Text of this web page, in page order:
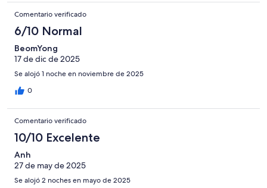
Comentario verificado
6/10 Normal
BeomYong
17 de dic de 2025
Se alojó 1 noche en noviembre de 2025
0
Comentario verificado
10/10 Excelente
Anh
27 de may de 2025
Se alojó 2 noches en mayo de 2025